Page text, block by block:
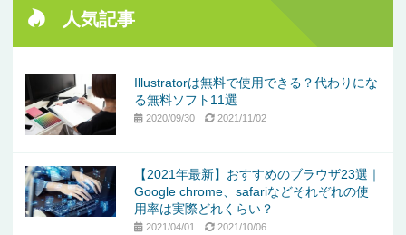
人気記事
Illustratorは無料で使用できる？代わりにな
る無料ソフト11選
2020/09/30 2021/11/02
【2021年最新】おすすめのブラウザ23選｜
Google chrome、safariなどそれぞれの使
用率は実際どれくらい？
2021/04/01 2021/10/06